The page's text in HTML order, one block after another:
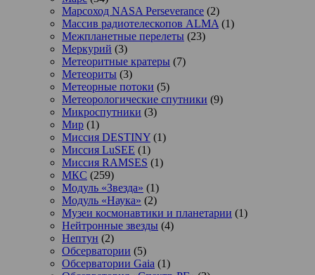
Марсоход NASA Perseverance (2)
Массив радиотелескопов ALMA (1)
Межпланетные перелеты (23)
Меркурий (3)
Метеоритные кратеры (7)
Метеориты (3)
Метеорные потоки (5)
Метеорологические спутники (9)
Микроспутники (3)
Мир (1)
Миссия DESTINY (1)
Миссия LuSEE (1)
Миссия RAMSES (1)
МКС (259)
Модуль «Звезда» (1)
Модуль «Наука» (2)
Музеи космонавтики и планетарии (1)
Нейтронные звезды (4)
Нептун (2)
Обсерватории (5)
Обсерватории Gaia (1)